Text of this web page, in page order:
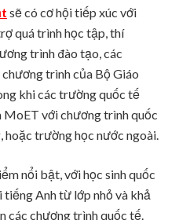
sẽ có cơ hội tiếp xúc với
quá trình học tập, thí
trình đào tạo, các
trình của Bộ Giáo
khi các trường quốc tế
với chương trình quốc
trường học nước ngoài.
nổi bật, với học sinh quốc
Anh từ lớp nhỏ và khả
các chương trình quốc tế.